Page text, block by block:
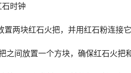
石时钟
置两块红石火把，并用红石粉连接它
之间放置一个方块，确保红石火把